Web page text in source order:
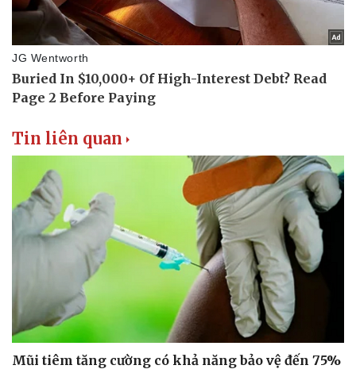
Tin liên quan
Mũi tiêm tăng cường có khả năng bảo vệ đến 75%